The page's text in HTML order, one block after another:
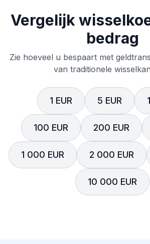
Vergelijk
bedrag
Zie hoeveel u bespaart met
van traditionele
1 EUR 5 EUR
100 EUR 200 EUR
1 000 EUR 2 000 EUR
10 000 EUR